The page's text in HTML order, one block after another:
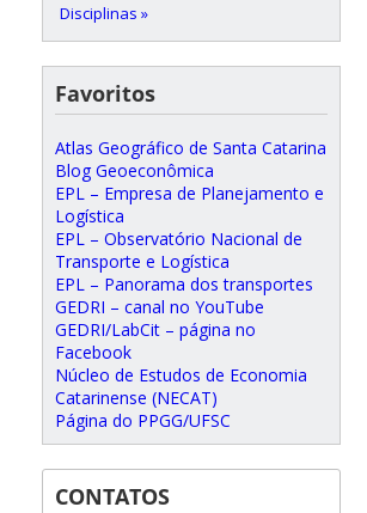
Disciplinas »
Favoritos
Atlas Geográfico de Santa Catarina
Blog Geoeconômica
EPL – Empresa de Planejamento e
Logística
EPL – Observatório Nacional de
Transporte e Logística
EPL – Panorama dos transportes
GEDRI – canal no YouTube
GEDRI/LabCit – página no
Facebook
Núcleo de Estudos de Economia
Catarinense (NECAT)
Página do PPGG/UFSC
CONTATOS